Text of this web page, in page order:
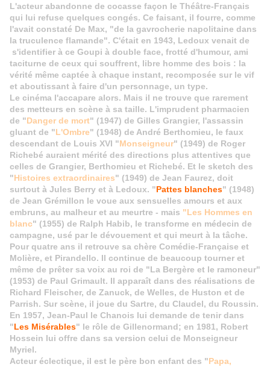
L'acteur abandonne de cocasse façon le Théâtre-Français
qui lui refuse quelques congés. Ce faisant, il fourre, comme
l'avait constaté De Max, "de la gavrocherie napolitaine dans
la truculence flamande". C'était en 1943, Ledoux venait de
s'identifier à ce Goupi à double face, frotté d'humour, ami
taciturne de ceux qui souffrent, libre homme des bois : la
vérité même captée à chaque instant, recomposée sur le vif
et aboutissant à faire d'un personnage, un type.
Le cinéma l'accapare alors. Mais il ne trouve que rarement
des metteurs en scène à sa taille. L'imprudent pharmacien
de "Danger de mort" (1947) de Gilles Grangier, l'assassin
gluant de "L'Ombre" (1948) de André Berthomieu, le faux
descendant de Louis XVI "Monseigneur" (1949) de Roger
Richebé auraient mérité des directions plus attentives que
celles de Grangier, Berthomieu et Richebé. Et le sketch des
"Histoires extraordinaires" (1949) de Jean Faurez, doit
surtout à Jules Berry et à Ledoux. "Pattes blanches" (1948)
de Jean Grémillon le voue aux sensuelles amours et aux
embruns, au malheur et au meurtre - mais "Les Hommes en
blanc" (1955) de Ralph Habib, le transforme en médecin de
campagne, usé par le dévouement et qui meurt à la tâche.
Pour quatre ans il retrouve sa chère Comédie-Française et
Molière, et Pirandello. Il continue de beaucoup tourner et
même de prêter sa voix au roi de "La Bergère et le ramoneur"
(1953) de Paul Grimault. Il apparaît dans des réalisations de
Richard Fleischer, de Zanuck, de Welles, de Huston et de
Parrish. Sur scène, il joue du Sartre, du Claudel, du Roussin.
En 1957, Jean-Paul le Chanois lui demande de tenir dans
"Les Misérables" le rôle de Gillenormand; en 1981, Robert
Hossein lui offre dans sa version celui de Monseigneur
Myriel.
Acteur éclectique, il est le père bon enfant des "Papa,